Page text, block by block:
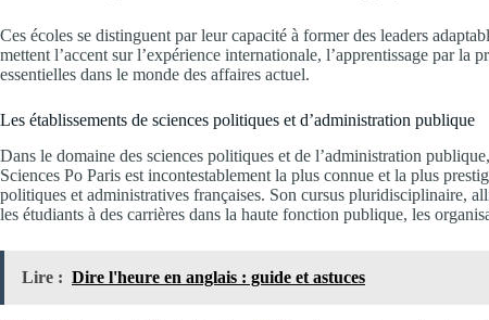
Ces écoles se distinguent par leur capacité à former des leaders
mettent l’accent sur l’expérience internationale, l’apprentissage par la
essentielles dans le monde des affaires actuel.
Les établissements de sciences politiques et d’administration publique
Dans le domaine des sciences politiques et de l’administration
Sciences Po Paris est incontestablement la plus connue et la plus
politiques et administratives françaises. Son cursus pluridisciplinaire,
les étudiants à des carrières dans la haute fonction publique, les
Lire : Dire l'heure en anglais : guide et astuces